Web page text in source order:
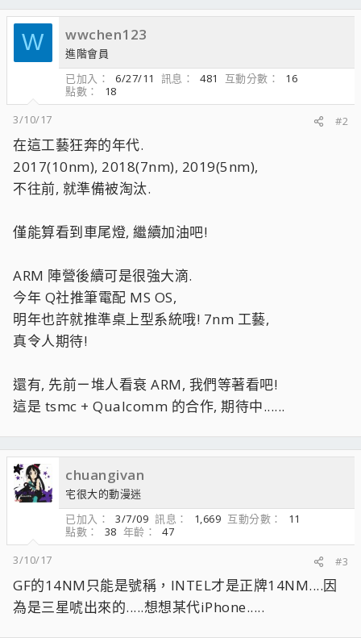
W wwchen123
進階會員
已加入
6/27/11 訊息 481 互動分數
16
點數
18
3/10/17
#2
在這工藝狂奔的年代.
2017(10nm), 2018(7nm), 2019(5nm),
不往前, 就準備被淘汰.
僅能算看到車尾燈, 繼續加油吧!
ARM 陣營後續可是很強大滴.
今年 Q社推筆電配 MS OS,
明年也許就推準桌上型系統哦! 7nm 工藝,
真令人期待!
還有, 先前ㄧ堆人看衰 ARM, 我們等著看吧!
這是 tsmc + Qualcomm 的合作, 期待中......
chuangivan
宅很大的動漫迷
已加入
3/7/09 訊息 1,669 互動分數
11
點數
38 年齡
47
3/10/17
#3
GF的14NM只能是號稱，INTEL才是正牌14NM....因
為是三星唬出來的.....想想某代iPhone.....